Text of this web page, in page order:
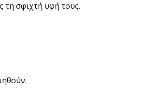
τη σφιχτή υφή τους.